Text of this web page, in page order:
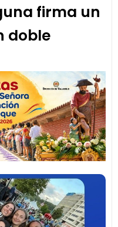
firma un
doble